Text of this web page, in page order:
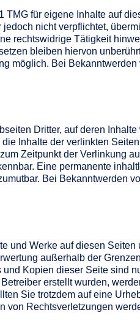
für eigene Inhalte auf
nicht verpflichtet,
rechtswidrige Tätigkeit
bleiben hiervon
möglich. Bei
Dritter, auf deren
Inhalte der verlinkten
Zeitpunkt der Verlinkung
Eine permanente
Bei Bekanntwerden
und Werke auf diesen
außerhalb der
Kopien dieser Seite sind
erstellt wurden,
Sie trotzdem auf eine
von Rechtsverletzungen